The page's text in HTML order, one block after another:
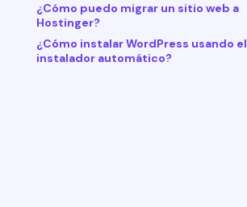
¿Cómo puedo migrar un sitio web a
Hostinger?
¿Cómo instalar WordPress usando el
instalador automático?